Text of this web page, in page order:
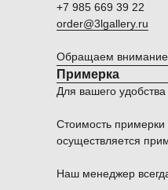
+7 985 669 39 22
order@3lgallery.ru
Обращаем внимание,
Примерка
Для вашего
Стоимость примерки
осуществляется
Наш менеджер